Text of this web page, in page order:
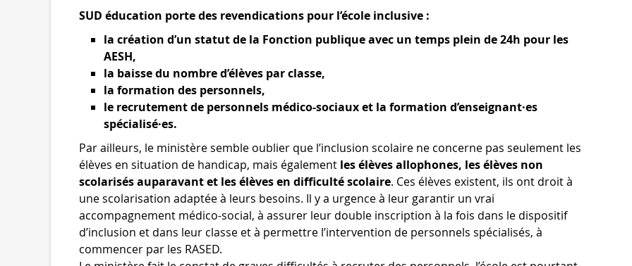
SUD éducation porte des revendications pour l’école inclusive :
la création d’un statut de la Fonction publique avec un temps plein de 24h pour les
AESH,
la baisse du nombre d’élèves par classe,
la formation des personnels,
le recrutement de personnels médico-sociaux et la formation d’enseignant·es
spécialisé·es.
Par ailleurs, le ministère semble oublier que l’inclusion scolaire ne concerne pas seulement les
élèves en situation de handicap, mais également les élèves allophones, les élèves non
scolarisés auparavant et les élèves en difficulté scolaire. Ces élèves existent, ils ont droit à
une scolarisation adaptée à leurs besoins. Il y a urgence à leur garantir un vrai
accompagnement médico-social, à assurer leur double inscription à la fois dans le dispositif
d’inclusion et dans leur classe et à permettre l’intervention de personnels spécialisés, à
commencer par les RASED.